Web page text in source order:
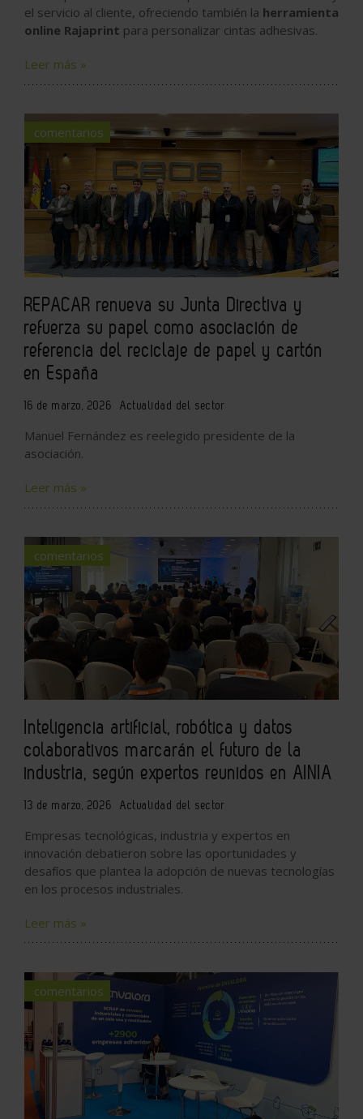
el servicio al cliente, ofreciendo también la herramienta
online Rajaprint para personalizar cintas adhesivas.
Leer más »
comentarios
REPACAR renueva su Junta Directiva y
refuerza su papel como asociación de
referencia del reciclaje de papel y cartón
en España
16 de marzo, 2026 Actualidad del sector
Manuel Fernández es reelegido presidente de la
asociación.
Leer más »
comentarios
Inteligencia artificial, robótica y datos
colaborativos marcarán el futuro de la
industria, según expertos reunidos en AINIA
13 de marzo, 2026 Actualidad del sector
Empresas tecnológicas, industria y expertos en
innovación debatieron sobre las oportunidades y
desafíos que plantea la adopción de nuevas tecnologías
en los procesos industriales.
Leer más »
comentarios